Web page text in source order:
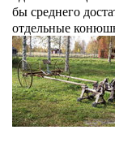
бы среднего
отдельные